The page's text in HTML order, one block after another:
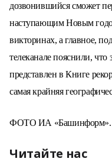
дозвонившийся сможет
наступающим Новым
викторинах, а главное,
телеканале пояснили,
представлен в Книге
самая крайняя
ФОТО ИА «Башинформ».
Читайте нас